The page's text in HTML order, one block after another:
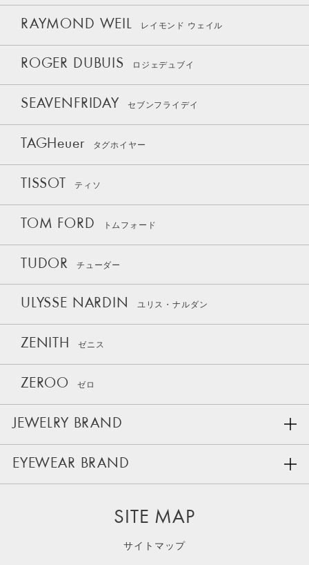
RAYMOND WEIL レイモンド ウェイル
ROGER DUBUIS ロジェデュブイ
SEAVENFRIDAY セブンフライデイ
TAGHeuer タグホイヤー
TISSOT ティソ
TOM FORD トムフォード
TUDOR チューダー
ULYSSE NARDIN ユリス・ナルダン
ZENITH ゼニス
ZEROO ゼロ
JEWELRY BRAND
EYEWEAR BRAND
SITE MAP
サイトマップ